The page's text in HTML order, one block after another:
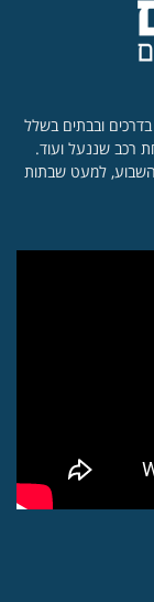
ובבתים בשלל
רכב שננעל ועוד.
בכל ימות השבוע, למעט שבתות